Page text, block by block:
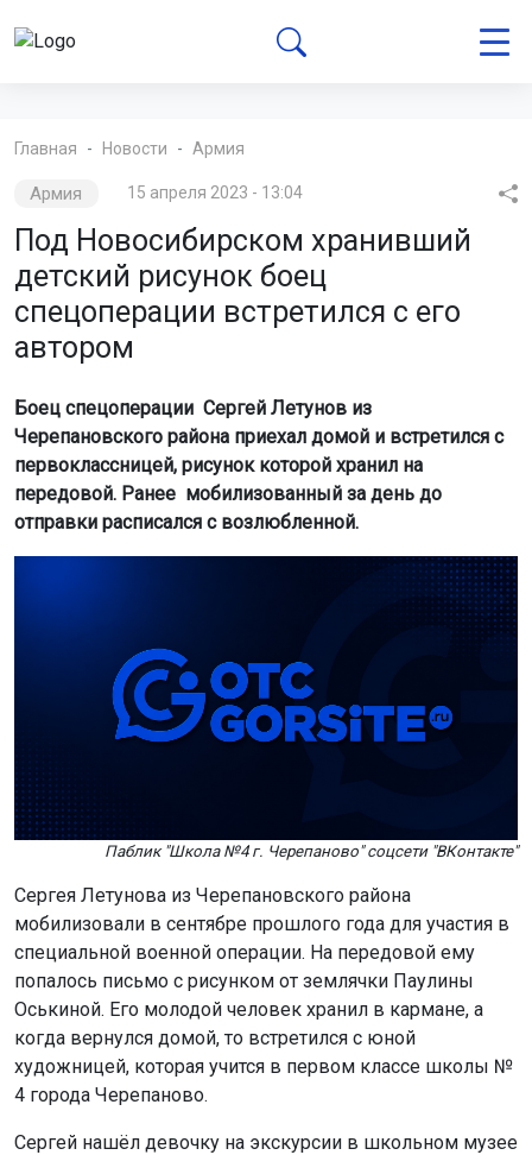
Главная Новости Армия
Армия 15 апреля 2023 - 13:04
Под Новосибирском хранивший
детский рисунок боец
спецоперации встретился с его
автором
Боец спецоперации Сергей Летунов из
Черепановского района приехал домой и встретился с
первоклассницей, рисунок которой хранил на
передовой. Ранее мобилизованный за день до
отправки расписался с возлюбленной.
Паблик "Школа №4 г. Черепаново" соцсети "ВКонтакте"
Сергея Летунова из Черепановского района
мобилизовали в сентябре прошлого года для участия в
специальной военной операции. На передовой ему
попалось письмо с рисунком от землячки Паулины
Оськиной. Его молодой человек хранил в кармане, а
когда вернулся домой, то встретился с юной
художницей, которая учится в первом классе школы №
4 города Черепаново.
Сергей нашёл девочку на экскурсии в школьном музее